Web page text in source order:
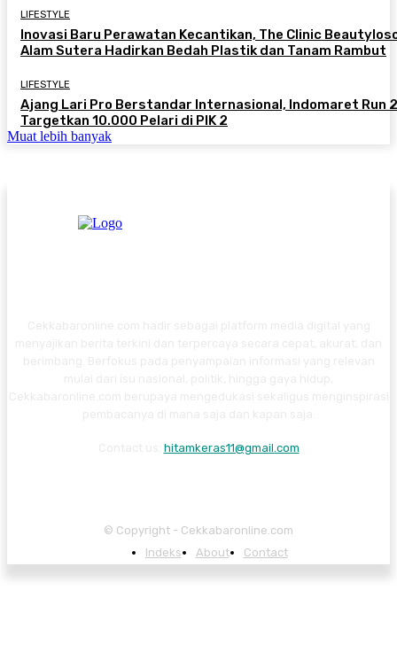
LIFESTYLE
Inovasi Baru Perawatan Kecantikan, The Clinic
Alam Sutera Hadirkan Bedah Plastik dan Tanam Rambut
LIFESTYLE
Ajang Lari Pro Berstandar Internasional, Indomaret Run
Targetkan 10.000 Pelari di PIK 2
Muat lebih banyak
hitamkeras11@gmail.com
© Copyright - Cekkabaronline.com
Indeks
About Contact